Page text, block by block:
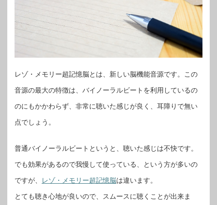
レゾ・メモリー超記憶脳とは、新しい脳機能音源です。この
音源の最大の特徴は、バイノーラルビートを利用しているの
のにもかかわらず、非常に聴いた感じが良く、耳障りで無い
点でしょう。
普通バイノーラルビートというと、聴いた感じは不快です。
でも効果があるので我慢して使っている、という方が多いの
ですが、 レゾ・メモリー超記憶脳は違います。
とても聴き心地が良いので、スムースに聴くことが出来ま